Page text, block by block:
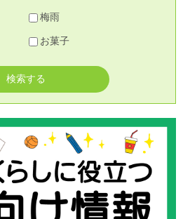
梅雨
お菓子